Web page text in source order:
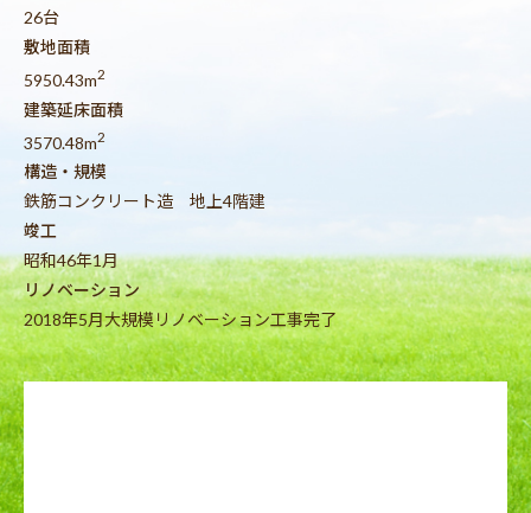
26台
敷地面積
5950.43m2
建築延床面積
3570.48m2
構造・規模
鉄筋コンクリート造 地上4階建
竣工
昭和46年1月
リノベーション
2018年5月大規模リノベーション工事完了